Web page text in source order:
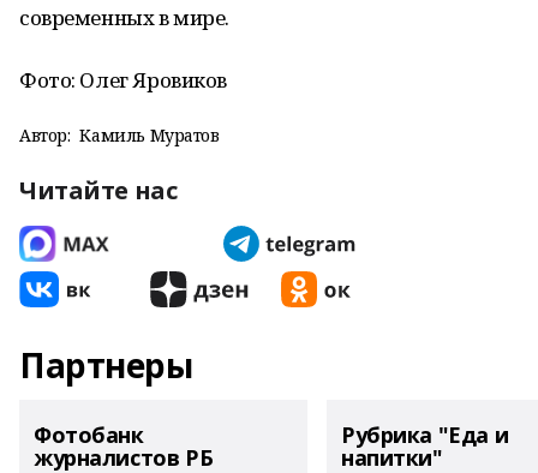
современных в мире.
Фото: Олег Яровиков
Автор: Камиль Муратов
Читайте нас
Партнеры
Фотобанк
журналистов РБ
Рубрика "Еда и
напитки"